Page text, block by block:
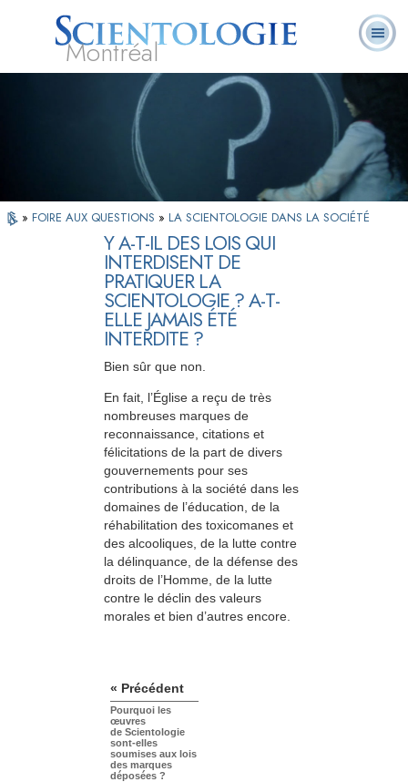
Montréal
Qu’est-ce que la
Scientologie ?
Ministres
volontaires
Foire aux
questions
» FOIRE AUX QUESTIONS » LA SCIENTOLOGIE DANS LA SOCIÉTÉ
Y A-T-IL DES LOIS QUI
INTERDISENT DE
PRATIQUER LA
SCIENTOLOGIE ? A-T-
ELLE JAMAIS ÉTÉ
INTERDITE ?
Bien sûr que non.
En fait, l’Église a reçu de très
nombreuses marques de
reconnaissance, citations et
félicitations de la part de divers
gouvernements pour ses
contributions à la société dans les
domaines de l’éducation, de la
réhabilitation des toxicomanes et
des alcooliques, de la lutte contre
la délinquance, de la défense des
droits de l’Homme, de la lutte
contre le déclin des valeurs
morales et bien d’autres encore.
« Précédent
Pourquoi les
œuvres
de Scientologie
sont-elles
soumises aux lois
des marques
déposées ?